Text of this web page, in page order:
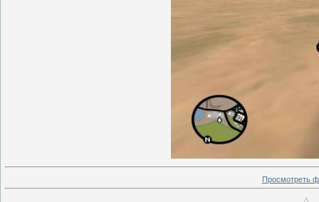
Просмотреть